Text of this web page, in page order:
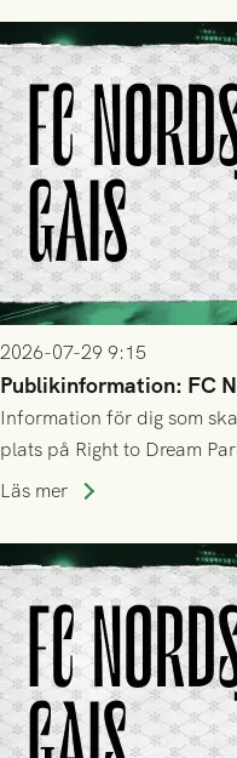
2026-07-29 9:15
Publikinformation: FC
Information för dig som
plats på Right to Dream
Läs mer